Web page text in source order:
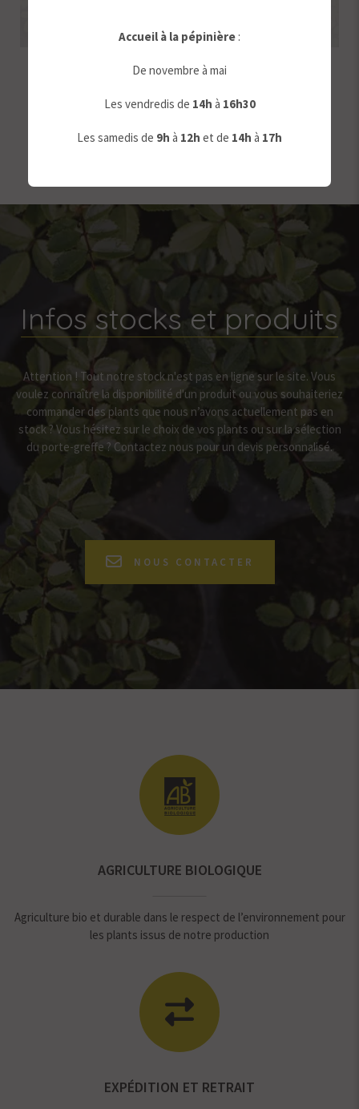
Genévrier Femelle
Infos stocks et produits
Attention ! Tout notre stock n'est pas en ligne sur le site. Vous
voulez connaître la disponibilité d'un produit ou vous souhaiteriez
commander des plants que nous n’avons actuellement pas en
stock ? Vous hésitez sur le choix de vos plants ou sur la sélection
du porte-greffe ? Contactez nous pour un devis personnalisé.
NOUS CONTACTER
AGRICULTURE BIOLOGIQUE
Agriculture bio et durable dans le respect de l’environnement pour
les plants issus de notre production
EXPÉDITION ET RETRAIT
Accueil à la pépinière :
De novembre à mai
Les vendredis de 14h à 16h30
Les samedis de 9h à 12h et de 14h à 17h